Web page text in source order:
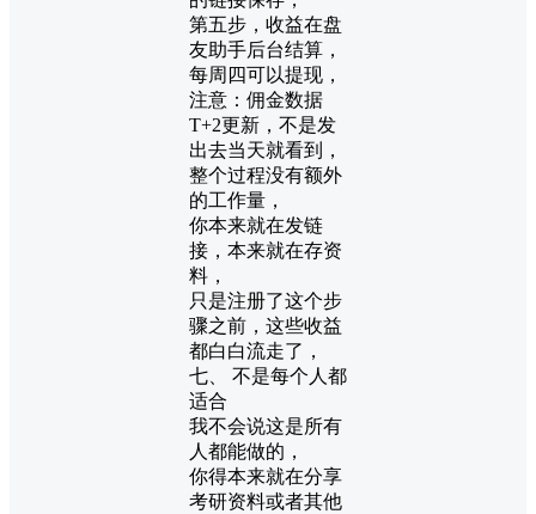
第五步，收益在盘
友助手后台结算，
每周四可以提现，
注意：佣金数据
T+2更新，不是发
出去当天就看到，
整个过程没有额外
的工作量，
你本来就在发链
接，本来就在存资
料，
只是注册了这个步
骤之前，这些收益
都白白流走了，
七、 不是每个人都
适合
我不会说这是所有
人都能做的，
你得本来就在分享
考研资料或者其他